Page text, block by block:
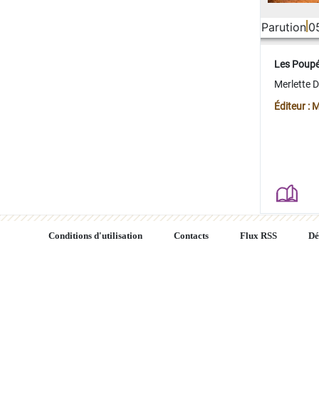
Parution
Les
Merlette
Éditeur :
Conditions d'utilisation Contacts Flux RSS